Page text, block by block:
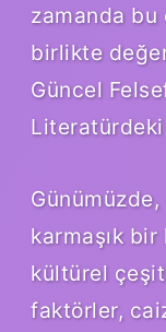
zamanda
birlikte
Güncel
Literatürdeki
karmaşık bir
kültürel
faktörler,